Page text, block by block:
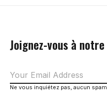
Joignez-vous à
Ne vous inquiétez pas, aucun